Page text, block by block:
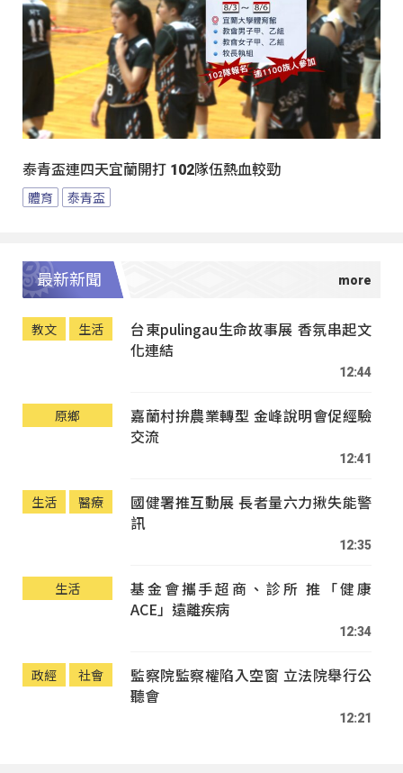
泰青盃連四天宜蘭開打 102隊伍熱血較勁
體育 泰青盃
最新新聞
教文 生活
台東pulingau生命故事展 香氛串起文
化連結
12:44
原鄉
嘉蘭村拚農業轉型 金峰說明會促經驗
交流
12:41
生活 醫療
國健署推互動展 長者量六力揪失能警
訊
12:35
生活
基金會攜手超商、診所 推「健康
ACE」遠離疾病
12:34
政經 社會
監察院監察權陷入空窗 立法院舉行公
聽會
12:21